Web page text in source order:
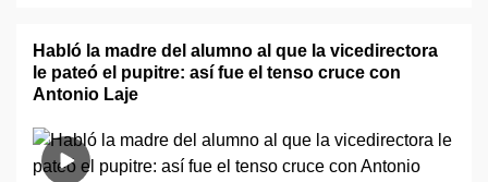
Habló la madre del alumno al que la vicedirectora
le pateó el pupitre: así fue el tenso cruce con
Antonio Laje